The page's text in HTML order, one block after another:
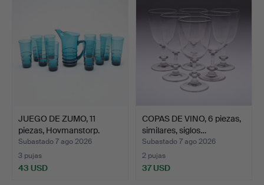
JUEGO DE ZUMO, 11
piezas, Hovmanstorp.
Subastado 7 ago 2026
3 pujas
43 USD
COPAS DE VINO, 6 piezas,
similares, siglos…
Subastado 7 ago 2026
2 pujas
37 USD